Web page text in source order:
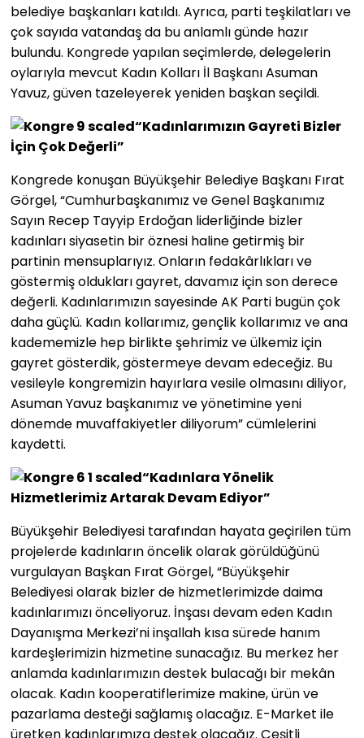
belediye başkanları katıldı. Ayrıca, parti teşkilatları ve
çok sayıda vatandaş da bu anlamlı günde hazır
bulundu. Kongrede yapılan seçimlerde, delegelerin
oylarıyla mevcut Kadın Kolları İl Başkanı Asuman
Yavuz, güven tazeleyerek yeniden başkan seçildi.
“Kadınlarımızın Gayreti Bizler
İçin Çok Değerli”
Kongrede konuşan Büyükşehir Belediye Başkanı Fırat
Görgel, “Cumhurbaşkanımız ve Genel Başkanımız
Sayın Recep Tayyip Erdoğan liderliğinde bizler
kadınları siyasetin bir öznesi haline getirmiş bir
partinin mensuplarıyız. Onların fedakârlıkları ve
göstermiş oldukları gayret, davamız için son derece
değerli. Kadınlarımızın sayesinde AK Parti bugün çok
daha güçlü. Kadın kollarımız, gençlik kollarımız ve ana
kadememizle hep birlikte şehrimiz ve ülkemiz için
gayret gösterdik, göstermeye devam edeceğiz. Bu
vesileyle kongremizin hayırlara vesile olmasını diliyor,
Asuman Yavuz başkanımız ve yönetimine yeni
dönemde muvaffakiyetler diliyorum” cümlelerini
kaydetti.
“Kadınlara Yönelik
Hizmetlerimiz Artarak Devam Ediyor”
Büyükşehir Belediyesi tarafından hayata geçirilen tüm
projelerde kadınların öncelik olarak görüldüğünü
vurgulayan Başkan Fırat Görgel, “Büyükşehir
Belediyesi olarak bizler de hizmetlerimizde daima
kadınlarımızı önceliyoruz. İnşası devam eden Kadın
Dayanışma Merkezi’ni inşallah kısa sürede hanım
kardeşlerimizin hizmetine sunacağız. Bu merkez her
anlamda kadınlarımızın destek bulacağı bir mekân
olacak. Kadın kooperatiflerimize makine, ürün ve
pazarlama desteği sağlamış olacağız. E-Market ile